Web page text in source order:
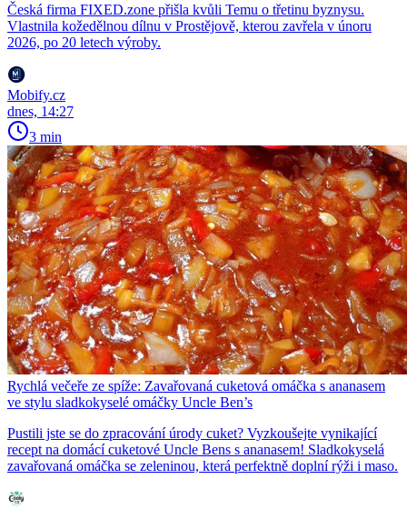
Česká firma FIXED.zone přišla kvůli Temu o třetinu byznysu.
Vlastnila kožedělnou dílnu v Prostějově, kterou zavřela v únoru
2026, po 20 letech výroby.
Mobify.cz
dnes, 14:27
3 min
Rychlá večeře ze spíže: Zavařovaná cuketová omáčka s ananasem
ve stylu sladkokyselé omáčky Uncle Ben’s
Pustili jste se do zpracování úrody cuket? Vyzkoušejte vynikající
recept na domácí cuketové Uncle Bens s ananasem! Sladkokyselá
zavařovaná omáčka se zeleninou, která perfektně doplní rýži i maso.